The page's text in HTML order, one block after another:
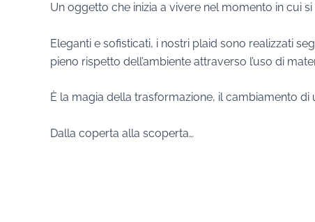
Un oggetto che inizia a vivere nel momento in cui
Eleganti e sofisticati, i nostri plaid sono realizzati
pieno rispetto dell’ambiente attraverso l’uso di
È la magia della trasformazione, il cambiamento
Dalla coperta alla scoperta…